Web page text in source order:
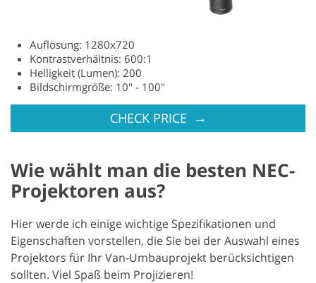
Auflösung: 1280x720
Kontrastverhältnis: 600:1
Helligkeit (Lumen): 200
Bildschirmgröße: 10" - 100"
CHECK PRICE →
Wie wählt man die besten NEC-
Projektoren aus?
Hier werde ich einige wichtige Spezifikationen und
Eigenschaften vorstellen, die Sie bei der Auswahl eines
Projektors für Ihr Van-Umbauprojekt berücksichtigen
sollten. Viel Spaß beim Projizieren!